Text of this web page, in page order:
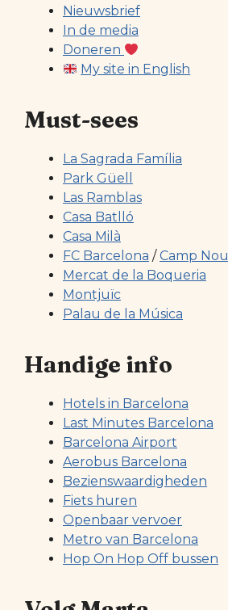
Nieuwsbrief
In de media
Doneren
My site in English
Must-sees
La Sagrada Família
Park Güell
Las Ramblas
Casa Batlló
Casa Milà
FC Barcelona /Camp Nou
Mercat de la Boqueria
Montjuïc
Palau de la Música
Handige info
Hotels in Barcelona
Last Minutes Barcelona
Barcelona Airport
Aerobus Barcelona
Bezienswaardigheden
Fiets huren
Openbaar vervoer
Metro van Barcelona
Hop On Hop Off bussen